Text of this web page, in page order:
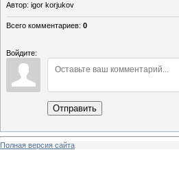
Автор: igor korjukov
Всего комментариев: 0
Войдите:
Отправить
Полная версия сайта